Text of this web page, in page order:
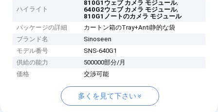
ハイライト
810G1ウェブ カメラ モジュール,
640G2ウェブ カメラ モジュール,
810G1ノートのカメラ モジュール
パッケージの詳細
カートン箱のTray+Anti静的な袋
ブランド名
Sinoseen
モデル番号
SNS-640G1
供給の能力
500000部分/月
価格
交渉可能
多くを見て下さい